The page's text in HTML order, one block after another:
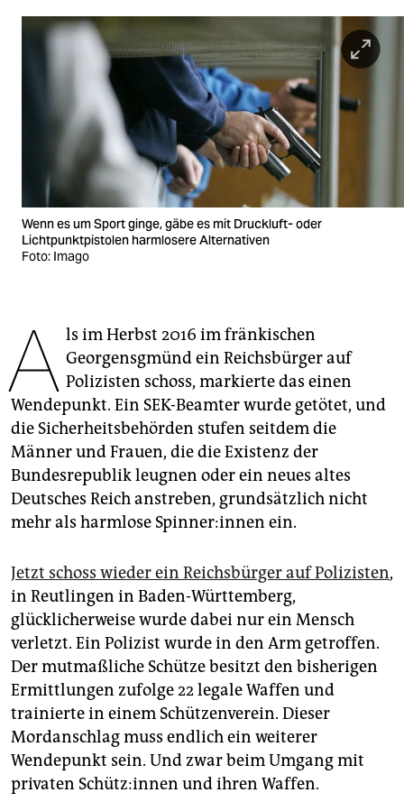
nord
wahrheit
veranstaltungen
shop
fragen & hilfe
genossenschaft
epaper login
Wenn es um Sport ginge, gäbe es mit Druckluft- oder
Lichtpunktpistolen harmlosere Alternativen
Foto: Imago
A ls im Herbst 2016 im fränkischen
Georgensgmünd ein Reichsbürger auf
Polizisten schoss, markierte das einen
Wendepunkt. Ein SEK-Beamter wurde getötet, und
die Sicherheitsbehörden stufen seitdem die
Männer und Frauen, die die Existenz der
Bundesrepublik leugnen oder ein neues altes
Deutsches Reich anstreben, grundsätzlich nicht
mehr als harmlose Spin­ne­r:in­nen ein.
Jetzt schoss wieder ein Reichsbürger auf Polizisten,
in Reutlingen in Baden-Württemberg,
glücklicherweise wurde dabei nur ein Mensch
verletzt. Ein Polizist wurde in den Arm getroffen.
Der mutmaßliche Schütze besitzt den bisherigen
Ermittlungen zufolge 22 legale Waffen und
trainierte in einem Schützenverein. Dieser
Mordanschlag muss endlich ein weiterer
Wendepunkt sein. Und zwar beim Umgang mit
privaten Schüt­z:in­nen und ihren Waffen.